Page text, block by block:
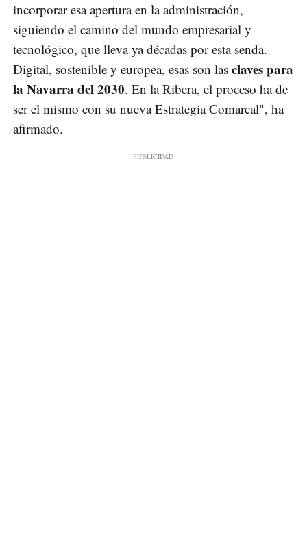
incorporar esa apertura en la administración,
siguiendo el camino del mundo empresarial y
tecnológico, que lleva ya décadas por esta senda.
Digital, sostenible y europea, esas son las claves para
la Navarra del 2030. En la Ribera, el proceso ha de
ser el mismo con su nueva Estrategia Comarcal", ha
afirmado.